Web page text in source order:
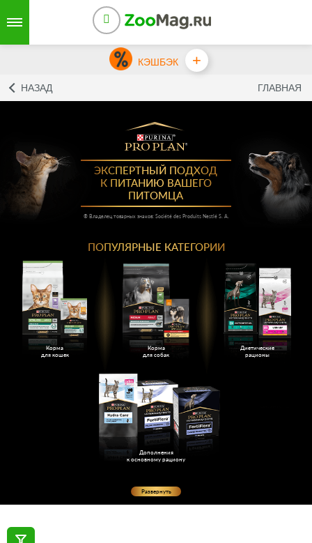
КЭШБЭК +
НАЗАД ГЛАВНАЯ
ЭКСПЕРТНЫЙ ПОДХОД
К ПИТАНИЮ ВАШЕГО
ПИТОМЦА
® Владелец товарных знаков: Société des Produits Nestlé S. A.
ПОПУЛЯРНЫЕ КАТЕГОРИИ
Корма
для кошек
Корма
для собак
Диетические
рационы
Дополнения
к основному рациону
Развернуть